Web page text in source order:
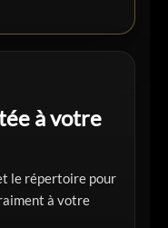
à votre
le répertoire pour
à votre